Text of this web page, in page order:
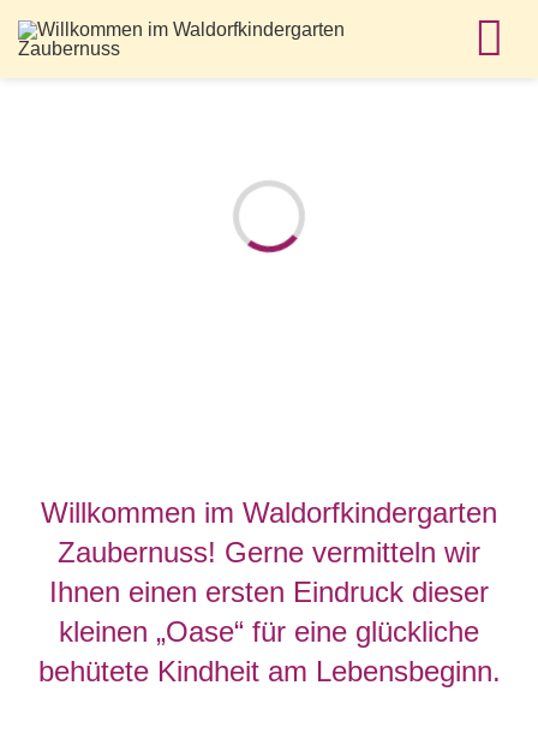
Inhalt
Laden...
Willkommen im Waldorfkindergarten
Zaubernuss! Gerne vermitteln wir
Ihnen einen ersten Eindruck dieser
kleinen „Oase“ für eine glückliche
behütete Kindheit am Lebensbeginn.